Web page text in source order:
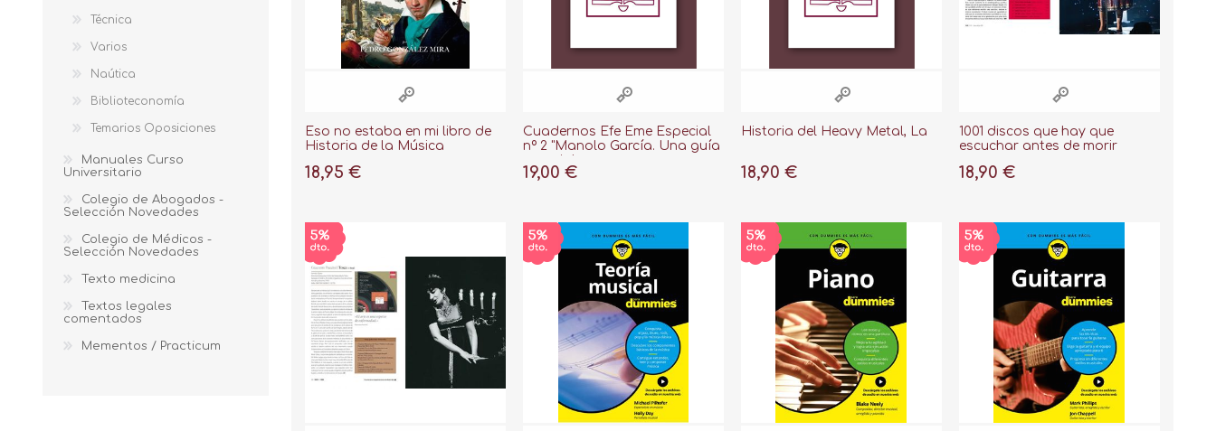
Eso no estaba en mi libro de
Historia de la Música
18,95 €
Cuadernos Efe Eme Especial
nº 2 "Manolo García. Una guía
obra"
19,00 €
Historia del Heavy Metal, La
18,90 €
1001 discos que hay que
escuchar antes de morir
18,90 €
Técnica
Varios
Naútica
Biblioteconomía
Temarios Oposiciones
Manuales Curso
Universitario
Colegio de Abogados -
Selección Novedades
Colegio de Médicos -
Selección Novedades
Texto medicina
Textos legales
comentados
Mementos / Practicum